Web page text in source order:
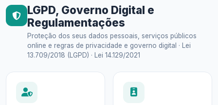
LGPD, Governo Digital e
Regulamentações
Proteção dos seus dados pessoais, serviços públicos
online e regras de privacidade e governo digital · Lei
13.709/2018 (LGPD) · Lei 14.129/2021